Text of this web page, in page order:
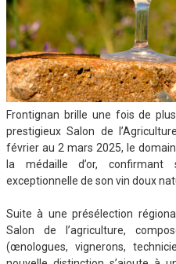
Frontignan brille une fois de
prestigieux Salon de
février au 2 mars 2025, le
la médaille d’or,
exceptionnelle de son vin doux
Suite à une présélection
Salon de l’agriculture,
(œnologues, vignerons,